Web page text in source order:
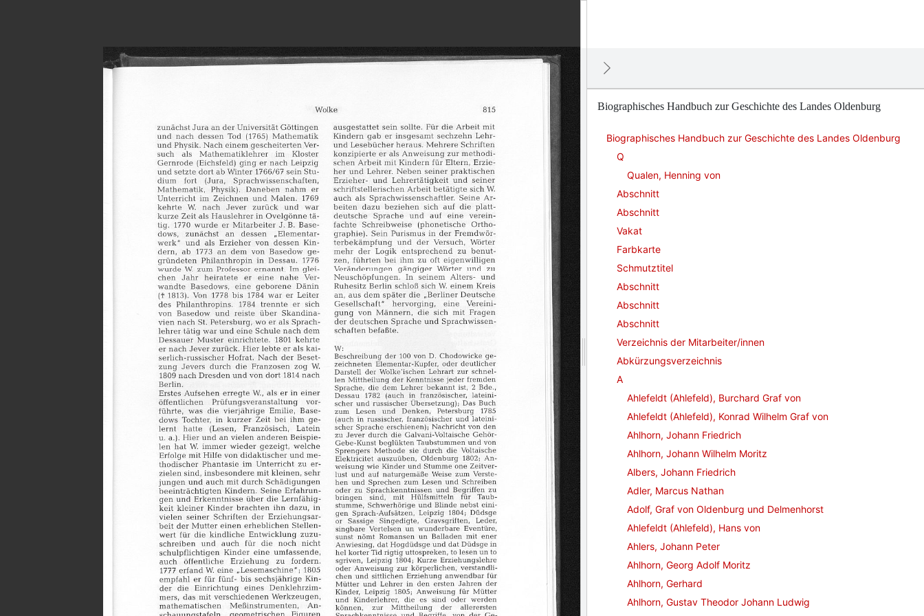
Biographisches Handbuch zur Geschichte des Landes Oldenburg
Biographisches Handbuch zur Geschichte des Landes Oldenburg
Q
Qualen, Henning von
Abschnitt
Abschnitt
Vakat
Farbkarte
Schmutztitel
Abschnitt
Abschnitt
Abschnitt
Verzeichnis der Mitarbeiter/innen
Abkürzungsverzeichnis
A
Ahlefeldt (Ahlefeld), Burchard Graf von
Ahlefeldt (Ahlefeld), Konrad Wilhelm Graf von
Ahlhorn, Johann Friedrich
Ahlhorn, Johann Wilhelm Moritz
Albers, Johann Friedrich
Adler, Marcus Nathan
Adolf, Graf von Oldenburg und Delmenhorst
Ahlefeldt (Ahlefeld), Hans von
Ahlers, Johann Peter
Ahlhorn, Georg Adolf Moritz
Ahlhorn, Gerhard
Ahlhorn, Gustav Theodor Johann Ludwig